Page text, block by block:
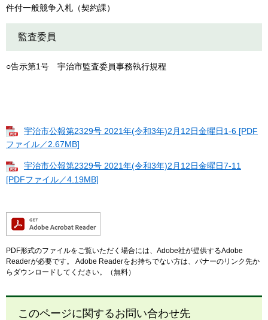
件付一般競争入札（契約課）
監査委員
○告示第1号 宇治市監査委員事務執行規程
宇治市公報第2329号 2021年(令和3年)2月12日金曜日1-6 [PDF
ファイル／2.67MB]
宇治市公報第2329号 2021年(令和3年)2月12日金曜日7-11
[PDFファイル／4.19MB]
PDF形式のファイルをご覧いただく場合には、Adobe社が提供するAdobe
Readerが必要です。
Adobe Readerをお持ちでない方は、バナーのリンク先か
らダウンロードしてください。（無料）
このページに関するお問い合わせ先